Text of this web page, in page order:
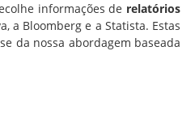
informações de relatórios
a Bloomberg e a Statista. Estas
da nossa abordagem baseada